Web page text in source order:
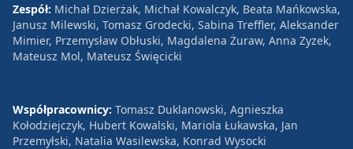
Zespół: Michał Dzierżak, Michał Kowalczyk, Beata Mańkowska,
Janusz Milewski, Tomasz Grodecki, Sabina Treffler, Aleksander
Mimier, Przemysław Obłuski, Magdalena Żuraw, Anna Zyzek,
Mateusz Mol, Mateusz Święcicki
Współpracownicy: Tomasz Duklanowski, Agnieszka
Kołodziejczyk, Hubert Kowalski, Mariola Łukawska, Jan
Przemyłski, Natalia Wasilewska, Konrad Wysocki